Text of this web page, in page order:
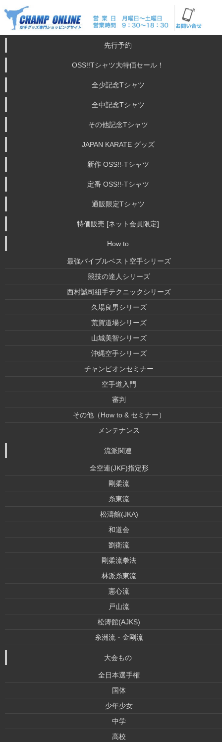
先行予約
OSS!!Tシャツ大特価セール！
全少記念Tシャツ
全中記念Tシャツ
その他記念Tシャツ
JAPAN KARATE グッズ
新作 OSS!!-Tシャツ
定番 OSS!!-Tシャツ
通販限定Tシャツ
特価販売 [ネット会員限定]
How to
最強バイブルベスト空手シリーズ
競技の達人シリーズ
西村誠司組手テクニックシリーズ
久場良男シリーズ
荒賀道場シリーズ
山城美智シリーズ
沖縄空手シリーズ
チャンピオンセミナー
空手道入門
審判
その他（How to & セミナー）
メンテナンス
流派関連
全空連(JKF)指定形
剛柔流
糸東流
松濤館(JKA)
和道会
劉衛流
剛柔流拳法
林派糸東流
憲心流
戸山流
松涛館(AJKS)
糸洲流・金剛流
大会もの
全日本選手権
国体
少年少女
中学
高校